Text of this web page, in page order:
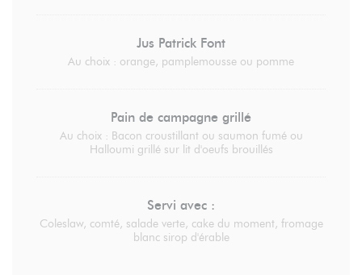
Jus Patrick Font
Au choix : orange, pamplemousse ou pomme
Pain de campagne grillé
Au choix : Bacon croustillant ou saumon fumé ou
Halloumi grillé sur lit d'oeufs brouillés
Servi avec :
Coleslaw, comté, salade verte, cake du moment, fromage
blanc sirop d'érable